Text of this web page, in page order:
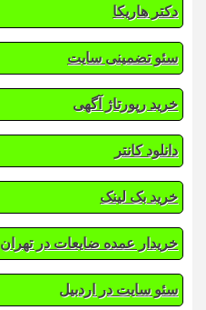
دکتر هاریکا
سئو تضمینی سایت
خرید رپورتاژ آگهی
دانلود کانتر
خرید بک لینک
خریدار عمده ضایعات در تهران
سئو سایت در اردبیل